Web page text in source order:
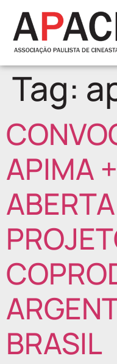
Tag:
APIMA
BRASIL